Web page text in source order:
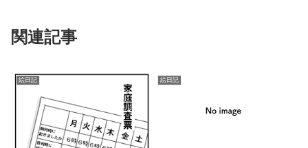
関連記事
絵日記 絵日記